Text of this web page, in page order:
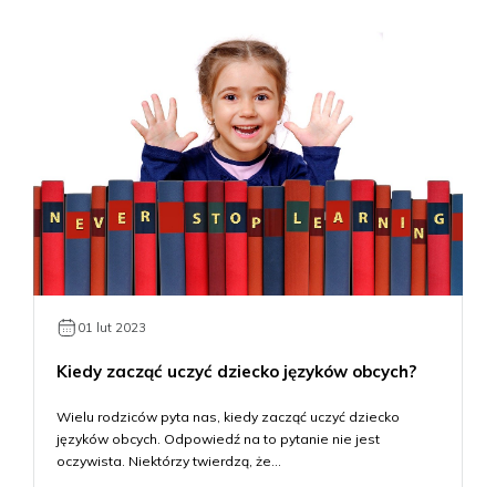
01 lut 2023
Kiedy zacząć uczyć dziecko języków obcych?
Wielu rodziców pyta nas, kiedy zacząć uczyć dziecko
języków obcych. Odpowiedź na to pytanie nie jest
oczywista. Niektórzy twierdzą, że…